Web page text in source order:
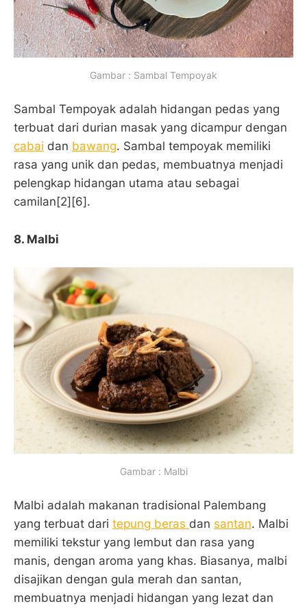
Gambar : Sambal Tempoyak
Sambal Tempoyak adalah hidangan pedas yang
terbuat dari durian masak yang dicampur dengan
cabai dan bawang. Sambal tempoyak memiliki
rasa yang unik dan pedas, membuatnya menjadi
pelengkap hidangan utama atau sebagai
camilan[2][6].
8. Malbi
Gambar : Malbi
Malbi adalah makanan tradisional Palembang
yang terbuat dari tepung beras dan santan. Malbi
memiliki tekstur yang lembut dan rasa yang
manis, dengan aroma yang khas. Biasanya, malbi
disajikan dengan gula merah dan santan,
membuatnya menjadi hidangan yang lezat dan